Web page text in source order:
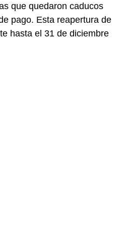
que quedaron caducos
pago. Esta reapertura de
hasta el 31 de diciembre